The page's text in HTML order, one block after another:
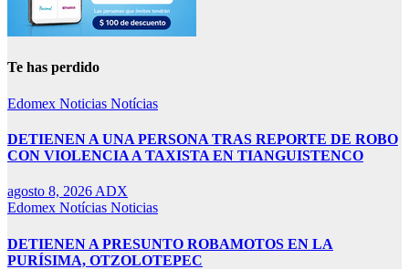
Te has perdido
Edomex Noticias Notícias
DETIENEN A UNA PERSONA TRAS REPORTE DE ROBO
CON VIOLENCIA A TAXISTA EN TIANGUISTENCO
agosto 8, 2026 ADX
Edomex Notícias Noticias
DETIENEN A PRESUNTO ROBAMOTOS EN LA
PURÍSIMA, OTZOLOTEPEC